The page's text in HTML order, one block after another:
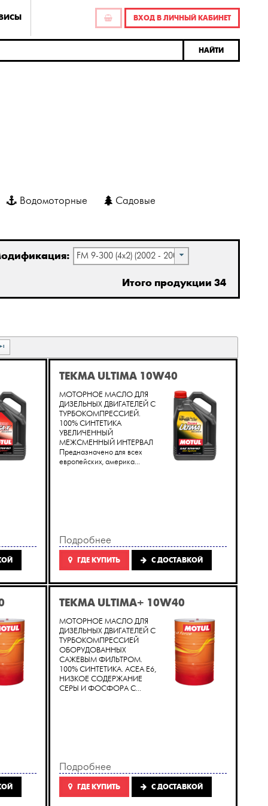
ВХОД В ЛИЧНЫЙ КАБИНЕТ
НАЙТИ
Водомоторные Садовые
FM 9-300 (4x2) (2002 - 2006)
Итого продукции 34
TEKMA ULTIMA 10W40
МОТОРНОЕ МАСЛО ДЛЯ
ДИЗЕЛЬНЫХ ДВИГАТЕЛЕЙ С
ТУРБОКОМПРЕССИЕЙ.
100% СИНТЕТИКА
УВЕЛИЧЕННЫЙ
МЕЖСМЕННЫЙ ИНТЕРВАЛ
Предназначено для всех
европейских, америка...
Подробнее
ГДЕ КУПИТЬ C ДОСТАВКОЙ
TEKMA ULTIMA+ 10W40
МОТОРНОЕ МАСЛО ДЛЯ
ДИЗЕЛЬНЫХ ДВИГАТЕЛЕЙ С
ТУРБОКОМПРЕССИЕЙ
ОБОРУДОВАННЫХ
САЖЕВЫМ ФИЛЬТРОМ.
100% СИНТЕТИКА. ACEA E6,
НИЗКОЕ СОДЕРЖАНИЕ
СЕРЫ И ФОСФОРА С...
Подробнее
ГДЕ КУПИТЬ C ДОСТАВКОЙ